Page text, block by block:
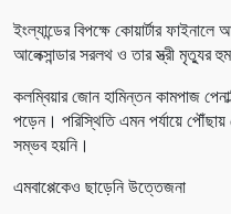
ইংল্যান্ডের বিপক্ষে কোয়ার্টার
আলেক্সান্ডার সরলথ ও তার স্ত্রী মৃত্যুর
কলম্বিয়ার জোন হামিন্তন কামপাজ
পড়েন। পরিস্থিতি এমন পর্যায়ে
সম্ভব হয়নি।
এমবাপ্পেকেও ছাড়েনি উত্তেজনা